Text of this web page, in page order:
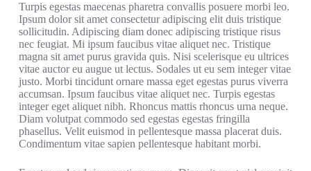
Turpis egestas maecenas pharetra convallis posuere morbi leo.
Ipsum dolor sit amet consectetur adipiscing elit duis tristique
sollicitudin. Adipiscing diam donec adipiscing tristique risus
nec feugiat. Mi ipsum faucibus vitae aliquet nec. Tristique
magna sit amet purus gravida quis. Nisi scelerisque eu ultrices
vitae auctor eu augue ut lectus. Sodales ut eu sem integer vitae
justo. Morbi tincidunt ornare massa eget egestas purus viverra
accumsan. Ipsum faucibus vitae aliquet nec. Turpis egestas
integer eget aliquet nibh. Rhoncus mattis rhoncus urna neque.
Diam volutpat commodo sed egestas egestas fringilla
phasellus. Velit euismod in pellentesque massa placerat duis.
Condimentum vitae sapien pellentesque habitant morbi.